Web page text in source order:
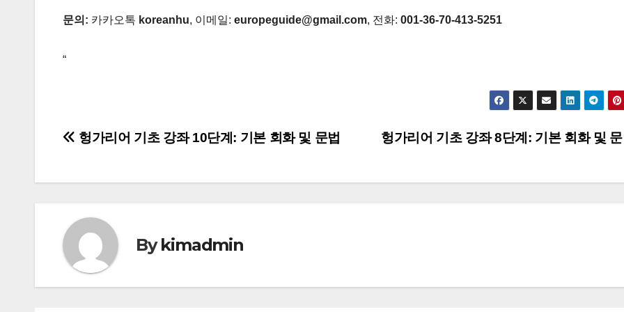
문의: 카카오톡 koreanhu, 이메일: europeguide@gmail.com, 전화: 001-36-70-413-5251
“
글
헝가리어 기초 강좌 8단계: 기본 회화 및
헝가리어 기초 강좌 10단계: 기본 회화 및 문법
Bykimadmin